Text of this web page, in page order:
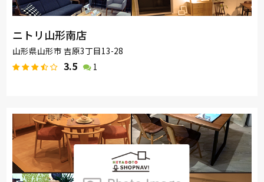
ニトリ山形南店
山形県山形市 吉原3丁目13-28
3.5 1